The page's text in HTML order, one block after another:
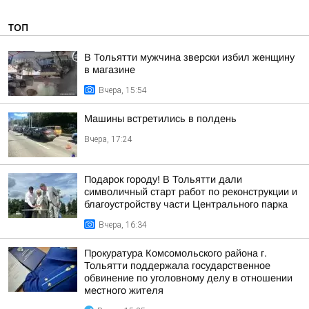
ТОП
В Тольятти мужчина зверски избил женщину
в магазине
Вчера, 15:54
Машины встретились в полдень
Вчера, 17:24
Подарок городу! В Тольятти дали
символичный старт работ по реконструкции и
благоустройству части Центрального парка
Вчера, 16:34
Прокуратура Комсомольского района г.
Тольятти поддержала государственное
обвинение по уголовному делу в отношении
местного жителя